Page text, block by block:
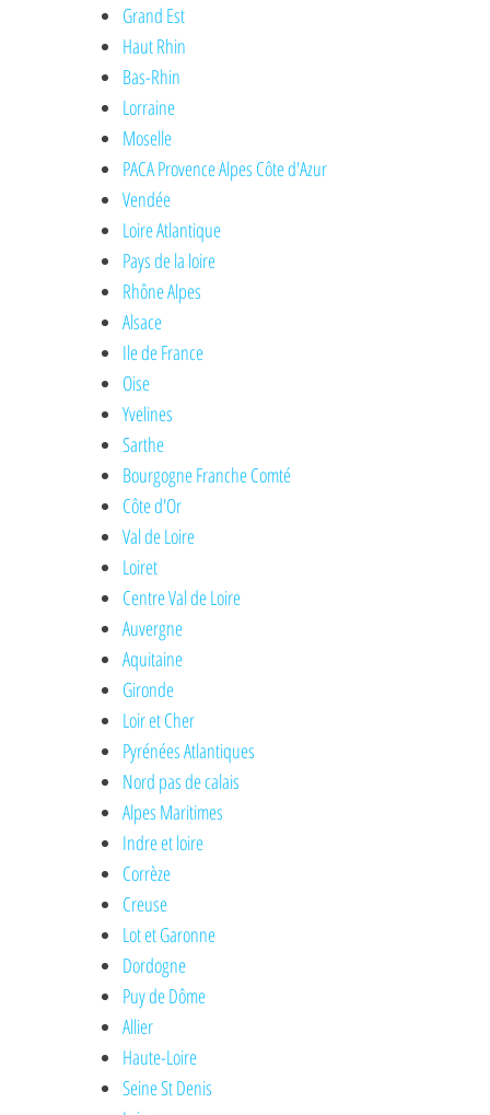
Grand Est
Haut Rhin
Bas-Rhin
Lorraine
Moselle
PACA Provence Alpes Côte d'Azur
Vendée
Loire Atlantique
Pays de la loire
Rhône Alpes
Alsace
Ile de France
Oise
Yvelines
Sarthe
Bourgogne Franche Comté
Côte d'Or
Val de Loire
Loiret
Centre Val de Loire
Auvergne
Aquitaine
Gironde
Loir et Cher
Pyrénées Atlantiques
Nord pas de calais
Alpes Maritimes
Indre et loire
Corrèze
Creuse
Lot et Garonne
Dordogne
Puy de Dôme
Allier
Haute-Loire
Seine St Denis